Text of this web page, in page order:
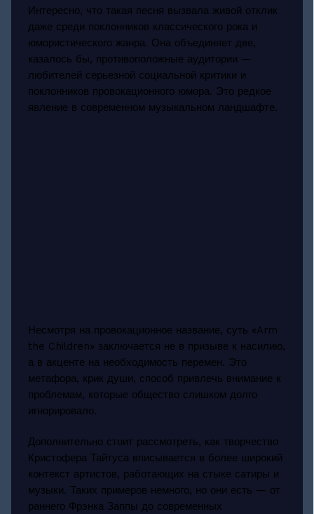
Интересно, что такая песня вызвала живой отклик
даже среди поклонников классического рока и
юмористического жанра. Она объединяет две,
казалось бы, противоположные аудитории —
любителей серьезной социальной критики и
поклонников провокационного юмора. Это редкое
явление в современном музыкальном ландшафте.
Несмотря на провокационное название, суть «Arm
the Children» заключается не в призыве к насилию,
а в акценте на необходимость перемен. Это
метафора, крик души, способ привлечь внимание к
проблемам, которые общество слишком долго
игнорировало.
Дополнительно стоит рассмотреть, как творчество
Кристофера Тайтуса вписывается в более широкий
контекст артистов, работающих на стыке сатиры и
музыки. Таких примеров немного, но они есть — от
раннего Фрэнка Заппы до современных